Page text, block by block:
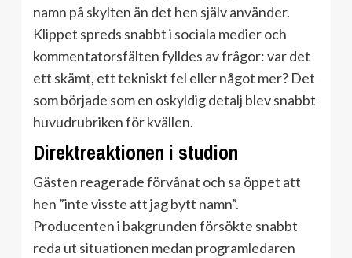
namn på skylten än det hen själv använder.
Klippet spreds snabbt i sociala medier och
kommentatorsfälten fylldes av frågor: var det
ett skämt, ett tekniskt fel eller något mer? Det
som började som en oskyldig detalj blev snabbt
huvudrubriken för kvällen.
Direktreaktionen i studion
Gästen reagerade förvånat och sa öppet att
hen ”inte visste att jag bytt namn”.
Producenten i bakgrunden försökte snabbt
reda ut situationen medan programledaren